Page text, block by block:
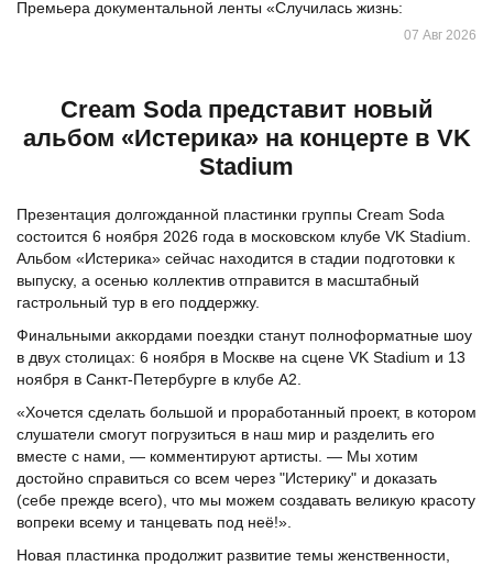
Премьера документальной ленты «Случилась жизнь:
07 Авг 2026
Cream Soda представит новый
альбом «Истерика» на концерте в VK
Stadium
Презентация долгожданной пластинки группы Cream Soda
состоится 6 ноября 2026 года в московском клубе VK Stadium.
Альбом «Истерика» сейчас находится в стадии подготовки к
выпуску, а осенью коллектив отправится в масштабный
гастрольный тур в его поддержку.
Финальными аккордами поездки станут полноформатные шоу
в двух столицах: 6 ноября в Москве на сцене VK Stadium и 13
ноября в Санкт-Петербурге в клубе А2.
«Хочется сделать большой и проработанный проект, в котором
слушатели смогут погрузиться в наш мир и разделить его
вместе с нами, — комментируют артисты. — Мы хотим
достойно справиться со всем через "Истерику" и доказать
(себе прежде всего), что мы можем создавать великую красоту
вопреки всему и танцевать под неё!».
Новая пластинка продолжит развитие темы женственности,